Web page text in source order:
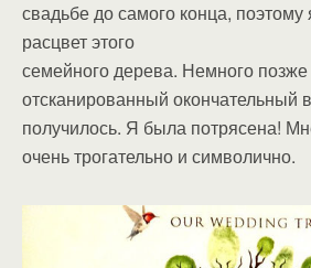
свадьбе до самого конца, поэтому
расцвет этого
семейного дерева. Немного
отсканированный окончательный
получилось. Я была потрясена!
очень трогательно и символично.